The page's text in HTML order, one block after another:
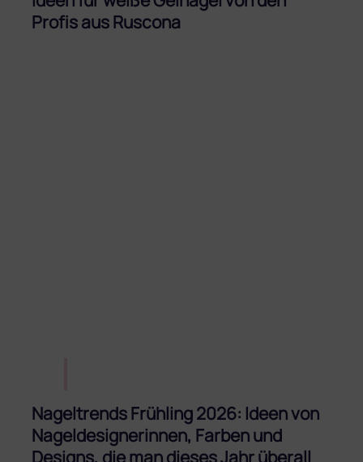
Profis aus Ruscona
Nageltrends Frühling 2026: Ideen von
Nageldesignerinnen, Farben und
Designs, die man dieses Jahr überall